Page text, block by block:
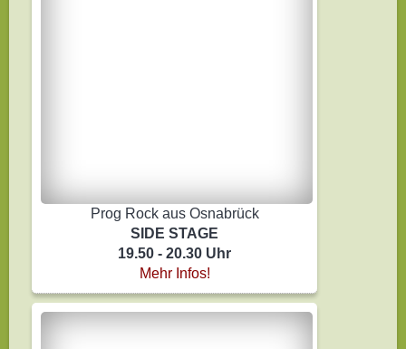
Prog Rock aus Osnabrück
SIDE STAGE
19.50 - 20.30 Uhr
Mehr Infos!